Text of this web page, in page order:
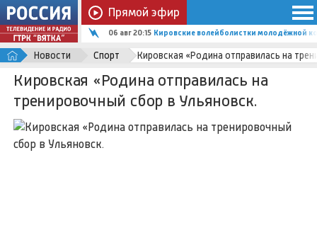
Прямой эфир
06 авг 20:15 Кировские волейболистки молодёжной
Новости Спорт Кировская «Родина отправилась на
Кировская «Родина отправилась на
тренировочный сбор в Ульяновск.